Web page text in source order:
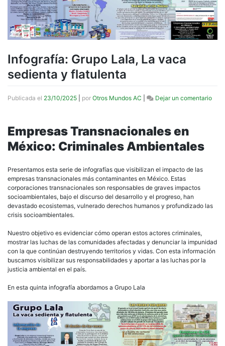
Infografía: Grupo Lala, La vaca
sedienta y flatulenta
Publicada el 23/10/2025 por Otros Mundos AC Dejar un comentarioen
Empresas Transnacionales en
México: Criminales Ambientales
Presentamos esta serie de infografías que visibilizan el impacto de las
empresas transnacionales más contaminantes en México. Estas
corporaciones transnacionales son responsables de graves impactos
socioambientales, bajo el discurso del desarrollo y el progreso, han
devastado ecosistemas, vulnerado derechos humanos y profundizado las
crisis socioambientales.
Nuestro objetivo es evidenciar cómo operan estos actores criminales,
mostrar las luchas de las comunidades afectadas y denunciar la impunidad
con la que continúan destruyendo territorios y vidas. Con esta información
buscamos visibilizar sus responsabilidades y aportar a las luchas por la
justicia ambiental en el país.
En esta quinta infografía abordamos a Grupo Lala